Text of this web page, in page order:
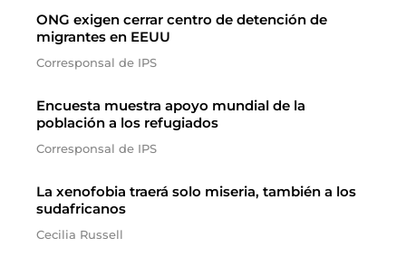
ONG exigen cerrar centro de detención de
migrantes en EEUU
Corresponsal de IPS
Encuesta muestra apoyo mundial de la
población a los refugiados
Corresponsal de IPS
La xenofobia traerá solo miseria, también a los
sudafricanos
Cecilia Russell